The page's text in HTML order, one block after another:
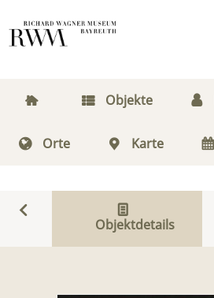
Objekte
Orte Karte
Objektdetails